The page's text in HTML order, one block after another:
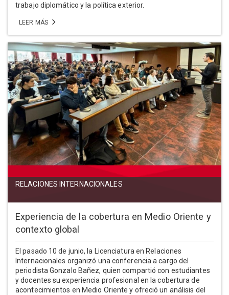
trabajo diplomático y la política exterior.
LEER MÁS
RELACIONES INTERNACIONALES
Experiencia de la cobertura en Medio Oriente y
contexto global
El pasado 10 de junio, la Licenciatura en Relaciones
Internacionales organizó una conferencia a cargo del
periodista Gonzalo Bañez, quien compartió con estudiantes
y docentes su experiencia profesional en la cobertura de
acontecimientos en Medio Oriente y ofreció un análisis del